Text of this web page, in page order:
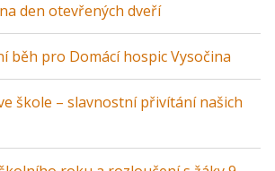
den otevřených dveří
běh pro Domácí hospic Vysočina
škole – slavnostní přivítání našich